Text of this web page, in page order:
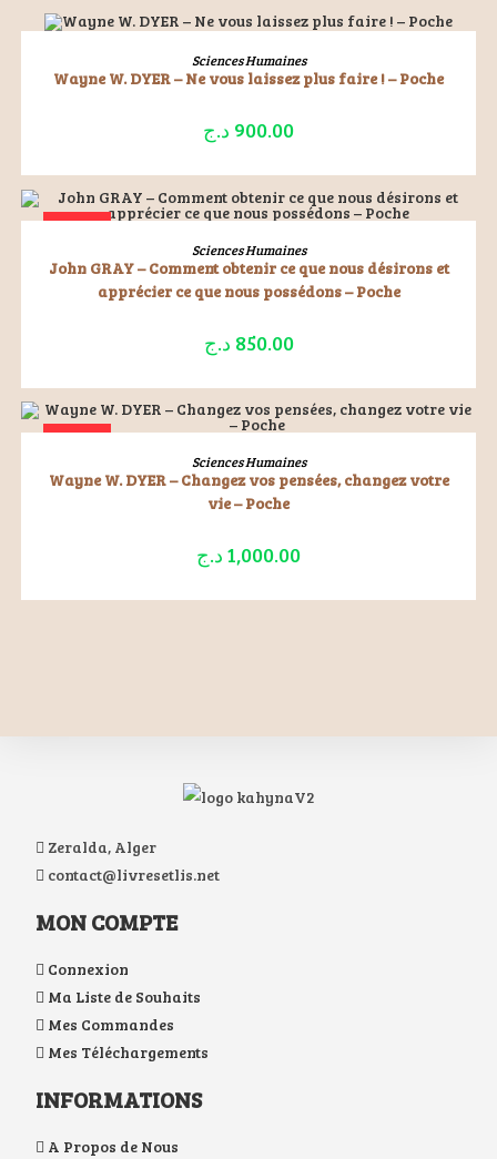
LIRE LA SUITE
Sciences Humaines
Wayne W. DYER – Ne vous laissez plus faire ! – Poche
900.00 د.ج
LIRE LA SUITE
Sciences Humaines
John GRAY – Comment obtenir ce que nous désirons et
apprécier ce que nous possédons – Poche
850.00 د.ج
LIRE LA SUITE
Sciences Humaines
Wayne W. DYER – Changez vos pensées, changez votre
vie – Poche
1,000.00 د.ج
Zeralda, Alger
contact@livresetlis.net
MON COMPTE
Connexion
Ma Liste de Souhaits
Mes Commandes
Mes Téléchargements
INFORMATIONS
A Propos de Nous